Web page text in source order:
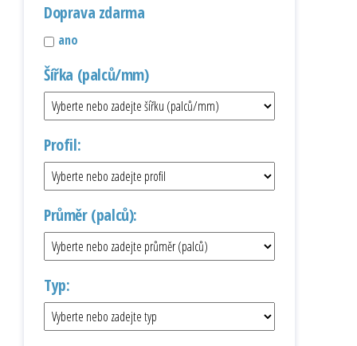
Doprava zdarma
ano
Šířka (palců/mm)
Profil:
Průměr (palců):
Typ: